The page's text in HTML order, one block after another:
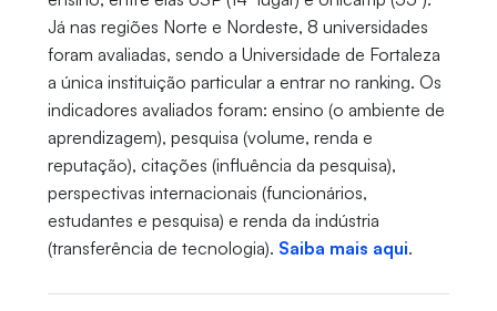
Já nas regiões Norte e Nordeste, 8 universidades
foram avaliadas, sendo a Universidade de Fortaleza
a única instituição particular a entrar no ranking. Os
indicadores avaliados foram: ensino (o ambiente de
aprendizagem), pesquisa (volume, renda e
reputação), citações (influência da pesquisa),
perspectivas internacionais (funcionários,
estudantes e pesquisa) e renda da indústria
(transferência de tecnologia). Saiba mais aqui.